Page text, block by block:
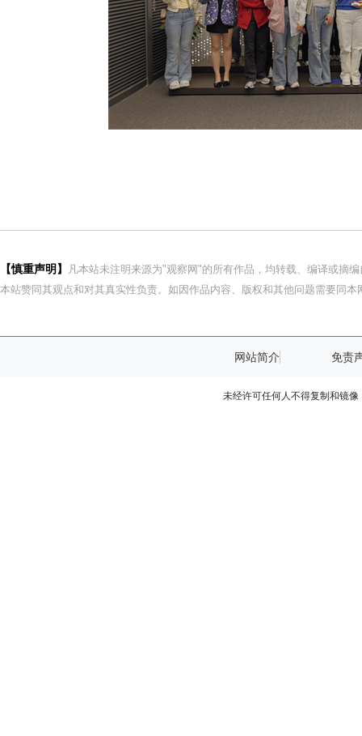
【慎重声明】
凡本站未注明来源为"观察网"的所有作品，均转载、编译或摘
本站赞同其观点和对其真实性负责。如因作品内容、版权和其他问题需要同本
网站简介 免责
未经许可任何人不得复制和镜